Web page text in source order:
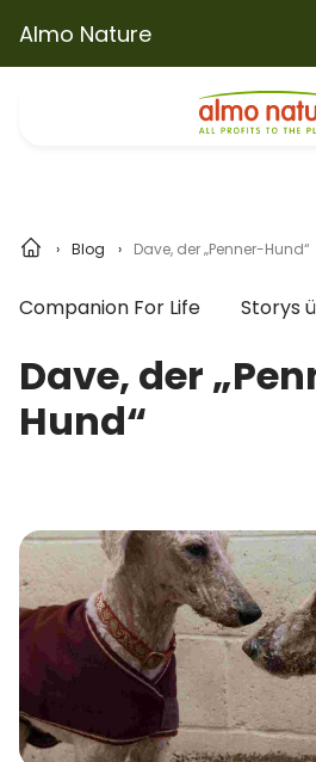
Almo Nature
Blog Dave, der „Penner-Hund“
Companion For Life Storys
Dave, der
Hund“